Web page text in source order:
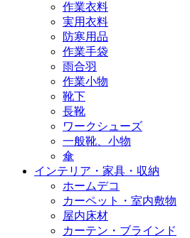
作業衣料
実用衣料
防寒用品
作業手袋
雨合羽
作業小物
靴下
長靴
ワークシューズ
一般靴、小物
傘
インテリア・家具・収納
ホームデコ
カーペット・室内敷物
屋内床材
カーテン・ブラインド